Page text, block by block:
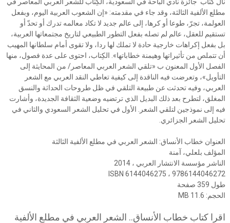
مطلع الألفية الثالثة، وقد جاء في مقدمته: «إن الشعوب العربية اليوم، وبفعل
العولمة، تجرّ، طوعا أو كرها، إلى عالم جديد لا تكاد معالمه تدرك أو تحدّ أو
تستقيم للعقل، عالم لم تصله بفعل التطور الطبيعي لتاريخ مجتمعاتها العربية،
بل بفعل إكراهات خارجية حادة لا تملك لها ردا، ولا تقوى أمام سلطانها المهيب
أن تتملص من تأثيراتها وهيمنة خطاباتها». الكِتاب، احتوى على عدة فصول، منها
الفصل الأول المعنون ب «تلقي الشعر العربي المعاصر/ من المحايثة إلى
التأويل»، وتعرضت فيه الناقدة إلى كيفية تعاطي النقد العربي مع الشعر
العربي، وفيه تحدثت عن طبيعة التلقي في ظل طروحات الحداثة والنسق
المغلق، لتطرح بعد ذلك البديل الذي ترتضيه وضعية الثقافة الجديدة، وأشارت
فيه إلى نموذجين لتلقي الشعر. الأول في تحليل الشعر السعودي والثاني في
تحليل الشعر الجزائري.
العنوان خطاب الأنساق: الشعر العربي في مطلع الألفية الثالثة
المؤلف بلعلي، آمنة
الناشر مؤسسة الانتشار العربي ، 2014
ISBN 6144046275 ، 9786144046272
طول 359 صفحة
الحجم: 11.6 MB
اقرا كتاب خطاب الأنساق.. الشعر العربي في مطلع الألفية